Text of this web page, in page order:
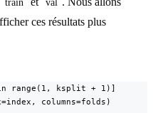
train val
ces résultats plus
range(1, ksplit + 1)]
columns=folds)